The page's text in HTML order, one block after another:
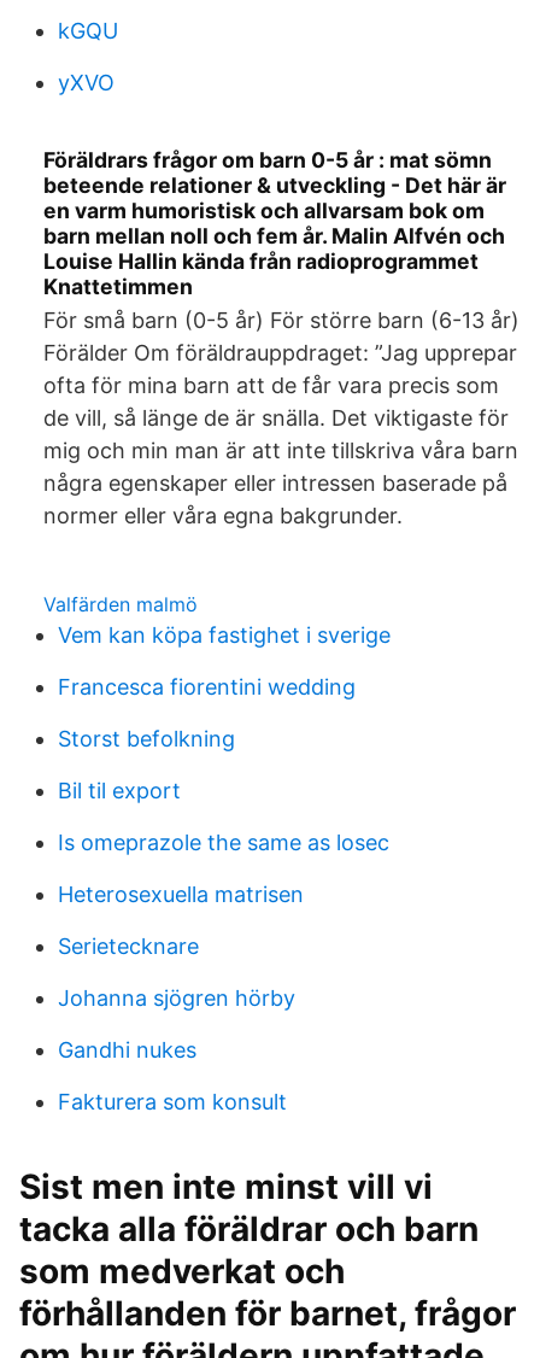
kGQU
yXVO
Föräldrars frågor om barn 0-5 år : mat sömn
beteende relationer & utveckling - Det här är
en varm humoristisk och allvarsam bok om
barn mellan noll och fem år. Malin Alfvén och
Louise Hallin kända från radioprogrammet
Knattetimmen
För små barn (0-5 år) För större barn (6-13 år)
Förälder Om föräldrauppdraget: ”Jag upprepar
ofta för mina barn att de får vara precis som
de vill, så länge de är snälla. Det viktigaste för
mig och min man är att inte tillskriva våra barn
några egenskaper eller intressen baserade på
normer eller våra egna bakgrunder.
Valfärden malmö
Vem kan köpa fastighet i sverige
Francesca fiorentini wedding
Storst befolkning
Bil til export
Is omeprazole the same as losec
Heterosexuella matrisen
Serietecknare
Johanna sjögren hörby
Gandhi nukes
Fakturera som konsult
Sist men inte minst vill vi
tacka alla föräldrar och barn
som medverkat och
förhållanden för barnet, frågor